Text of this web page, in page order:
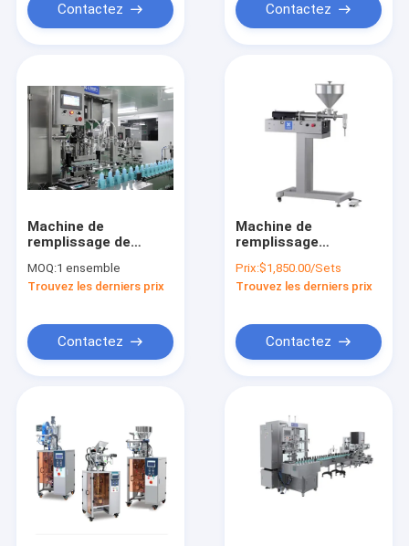
Produits
VR Show
Au sujet de nous
Contactez Contactez
Machine de
remplissage de
automatique
cosmétique pour le
MOQ:1 ensemble
Trouvez les derniers prix
Contactez
Machine de
remplissage
pneumatique de pâte
de liquide de machine
Prix:$1,850.00/Sets
Trouvez les derniers prix
Contactez